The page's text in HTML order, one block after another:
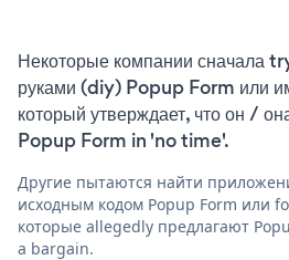
Некоторые компании сначала
руками (diy) Popup Form или
который утверждает, что он /
Popup Form in 'no time'.
Другие пытаются найти
исходным кодом Popup Form или
которые allegedly предлагают
a bargain.